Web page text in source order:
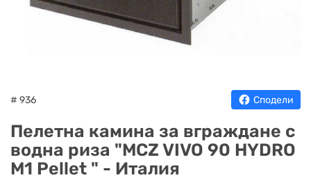
# 936 Сподели
Пелетна камина за вграждане с
водна риза "MCZ VIVO 90 HYDRO
M1 Pellet " - Италия